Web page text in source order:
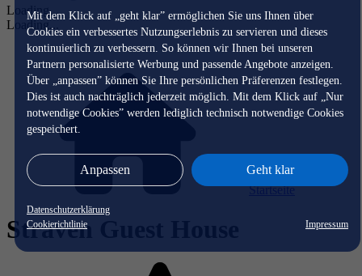
Mit dem Klick auf „geht klar” ermöglichen Sie uns Ihnen über
Cookies ein verbessertes Nutzungserlebnis zu servieren und dieses
kontinuierlich zu verbessern. So können wir Ihnen bei unseren
Partnern personalisierte Werbung und passende Angebote anzeigen.
Über „anpassen” können Sie Ihre persönlichen Präferenzen festlegen.
Dies ist auch nachträglich jederzeit möglich. Mit dem Klick auf „Nur
notwendige Cookies” werden lediglich technisch notwendige Cookies
gespeichert.
Anpassen Geht klar
Datenschutzerklärung
Cookierichtlinie
Impressum
Loading...
Loading...
Startseite
Straven Guest House